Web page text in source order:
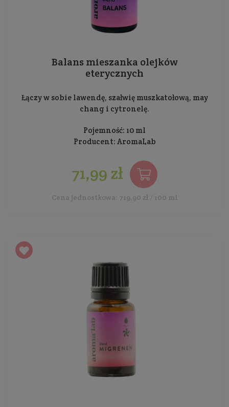
Balans mieszanka olejków
eterycznych
Łączy w sobie lawendę, szałwię muszkatołową, may
chang i cytronelę.
Pojemność: 10 ml
Producent: AromaLab
71,99 zł
Cena jednostkowa: 719,90 zł / 100 ml